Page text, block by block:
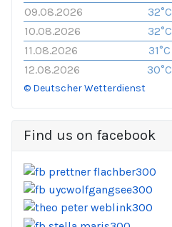
09.08.2026
32°C
10.08.2026
32°C
11.08.2026
31°C
12.08.2026
30°C
© Deutscher Wetterdienst
Find us on facebook